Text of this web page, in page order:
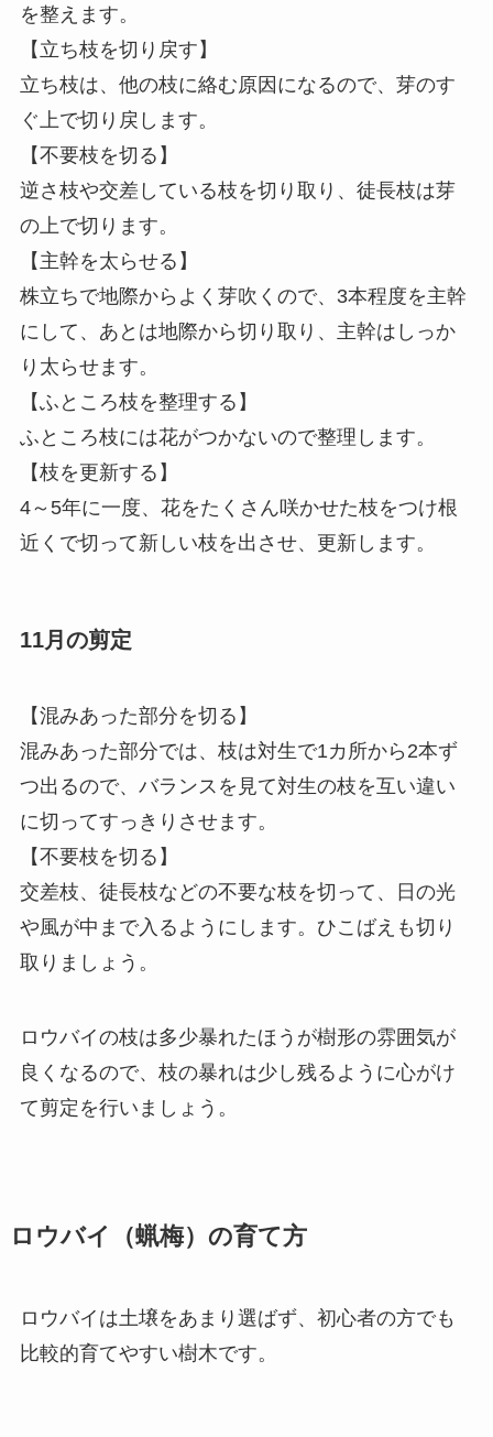
を整えます。
【立ち枝を切り戻す】
立ち枝は、他の枝に絡む原因になるので、芽のす
ぐ上で切り戻します。
【不要枝を切る】
逆さ枝や交差している枝を切り取り、徒長枝は芽
の上で切ります。
【主幹を太らせる】
株立ちで地際からよく芽吹くので、3本程度を主幹
にして、あとは地際から切り取り、主幹はしっか
り太らせます。
【ふところ枝を整理する】
ふところ枝には花がつかないので整理します。
【枝を更新する】
4～5年に一度、花をたくさん咲かせた枝をつけ根
近くで切って新しい枝を出させ、更新します。
11月の剪定
【混みあった部分を切る】
混みあった部分では、枝は対生で1カ所から2本ず
つ出るので、バランスを見て対生の枝を互い違い
に切ってすっきりさせます。
【不要枝を切る】
交差枝、徒長枝などの不要な枝を切って、日の光
や風が中まで入るようにします。ひこばえも切り
取りましょう。
ロウバイの枝は多少暴れたほうが樹形の雰囲気が
良くなるので、枝の暴れは少し残るように心がけ
て剪定を行いましょう。
ロウバイ（蝋梅）の育て方
ロウバイは土壌をあまり選ばず、初心者の方でも
比較的育てやすい樹木です。